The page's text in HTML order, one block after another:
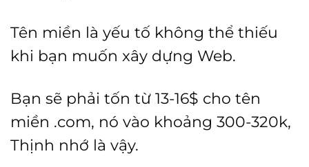
Tên miền là yếu tố không thể thiếu
khi bạn muốn xây dựng Web.
Bạn sẽ phải tốn từ 13-16$ cho tên
miền .com, nó vào khoảng 300-320k,
Thịnh nhớ là vậy.